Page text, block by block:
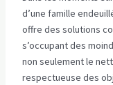
d’une famille
offre des solutions
s’occupant des
non seulement le
respectueuse des